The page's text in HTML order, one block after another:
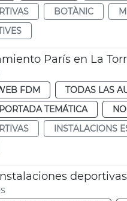
BOTÀNIC
París en La
FDM TODAS LAS
TEMÁTICA
INSTALACIONS
deportivas